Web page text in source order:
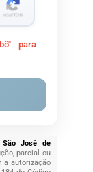
para
São José de
parcial ou
a autorização